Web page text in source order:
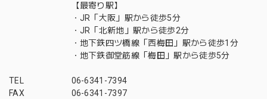
【最寄り駅】
・JR「大阪」駅から徒歩5分
・JR「北新地」駅から徒歩2分
・地下鉄四ツ橋線「西梅田」駅から徒歩1分
・地下鉄御堂筋線「梅田」駅から徒歩5分
TEL
06-6341-7394
FAX
06-6341-7397